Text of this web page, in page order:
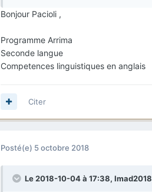
Bonjour Pacioli ,
Programme Arrima
Seconde langue
Competences linguistiques en anglais
Citer
Posté(e) 5 octobre 2018
Le 2018-10-04 à 17:38, Imad2018